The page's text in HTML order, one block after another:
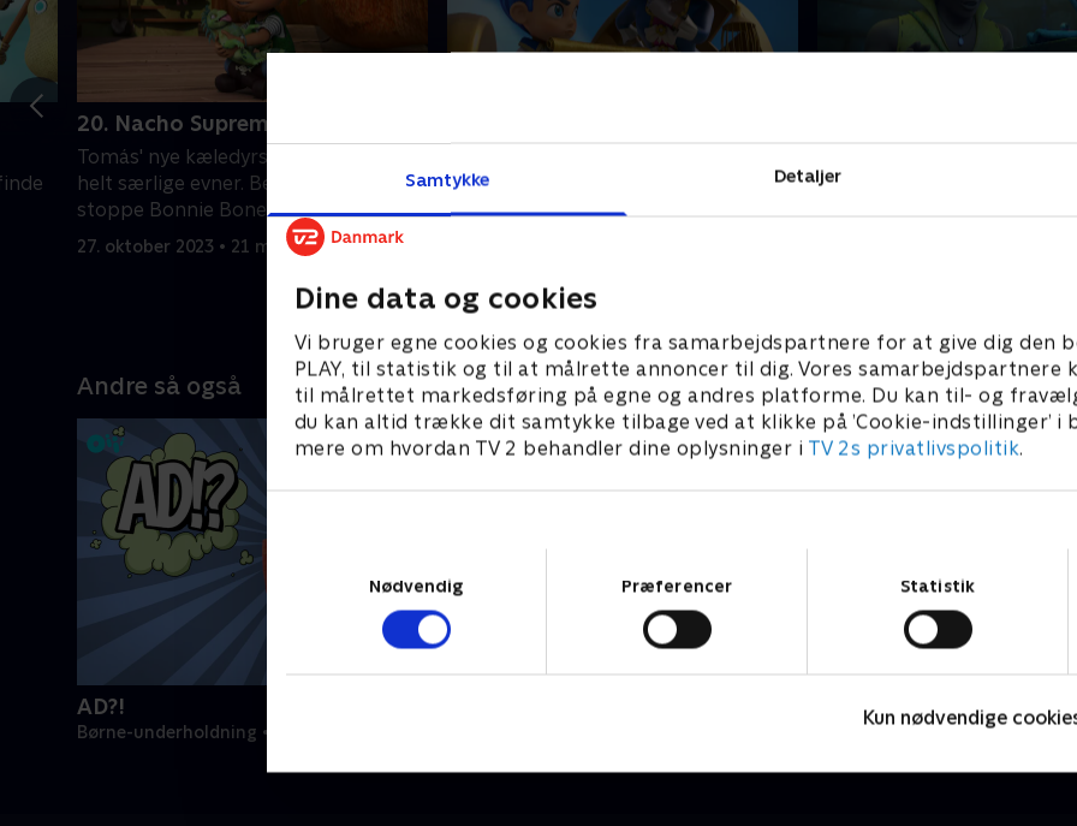
Samtykke Detaljer
Dine data og cookies
Vi bruger egne cookies og cookies fra samarbejdspartnere for at give dig den
PLAY, til statistik og til at målrette annoncer til dig. Vores samarbejdspartnere
til målrettet markedsføring på egne og andres platforme. Du kan til- og
du kan altid trække dit samtykke tilbage ved at klikke på ’Cookie-indstillinger’ i
mere om hvordan TV 2 behandler dine oplysninger i TV 2s privatlivspolitik.
Nødvendig
Præferencer Statistik
Kun nødvendige
20. Nacho Supreme
Tomás' nye kæledyrsven, Nacho, har
helt særlige evner. Besætningen må
stoppe Bonnie Bones' seneste plot
27. oktober 2023 • 21 min
mors dag-løbet. Bonnie må stjæle en
imponerende skat.
distraheret af en søgen
Andre så også
AD?!
Børne-underholdning • 1 sæsoner